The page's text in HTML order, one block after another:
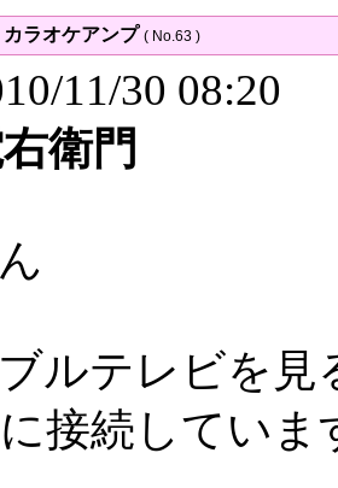
ラオケアンプ ( No.63 )
11/30 08:20
衛門
ルテレビを
接続していま